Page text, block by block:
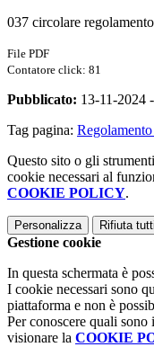
037 circolare
File PDF
Contatore click: 81
Pubblicato: 13-11-2024 -
Tag pagina:
Questo sito o gli
cookie necessari al
COOKIE POLICY.
Personalizza Rifiuta tutti
Gestione cookie
In questa schermata è
I cookie necessari sono
piattaforma e non è
Per conoscere quali
visionare la COOKIE